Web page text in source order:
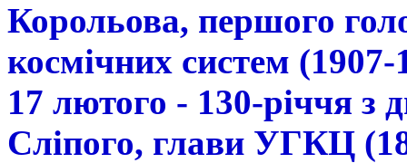
Корольова, першого
космічних систем (1907-
17 лютого - 130-річчя з
Сліпого, глави УГКЦ